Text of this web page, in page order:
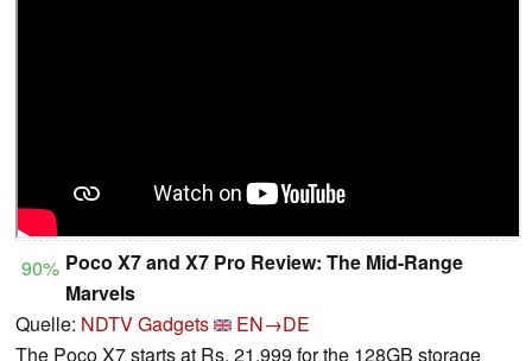
90% Poco X7 and X7 Pro Review: The Mid-Range
Marvels
Quelle: NDTV Gadgets
EN→DE
The Poco X7 starts at Rs. 21,999 for the 128GB storage